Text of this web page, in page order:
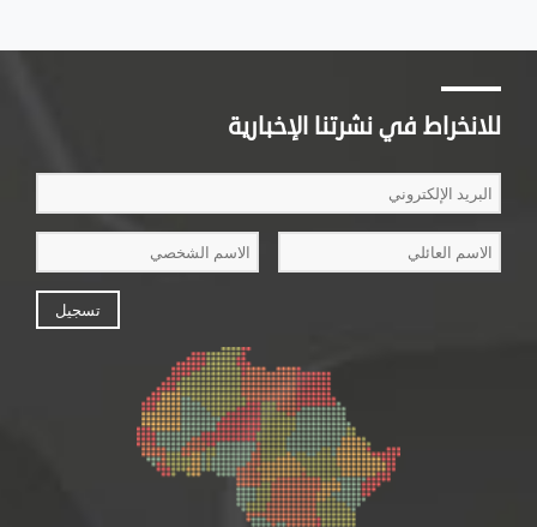
للانخراط في نشرتنا الإخبارية